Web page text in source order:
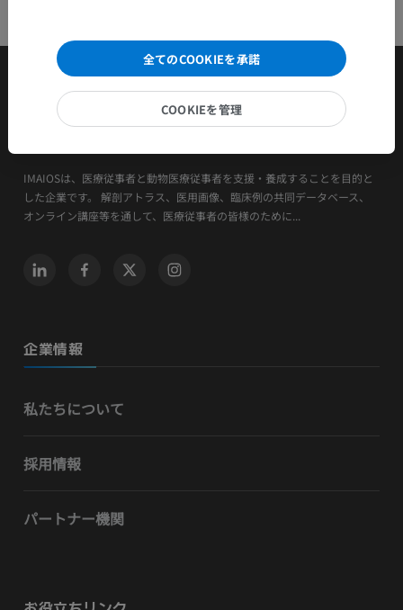
IMAIOSは、医療従事者と動物医療従事者を支援・養成することを目的と
した企業です。 解剖アトラス、医用画像、臨床例の共同データベース、
オンライン講座等を通して、医療従事者の皆様のために...
企業情報
私たちについて
採用情報
パートナー機関
全てのCOOKIEを承諾
COOKIEを管理